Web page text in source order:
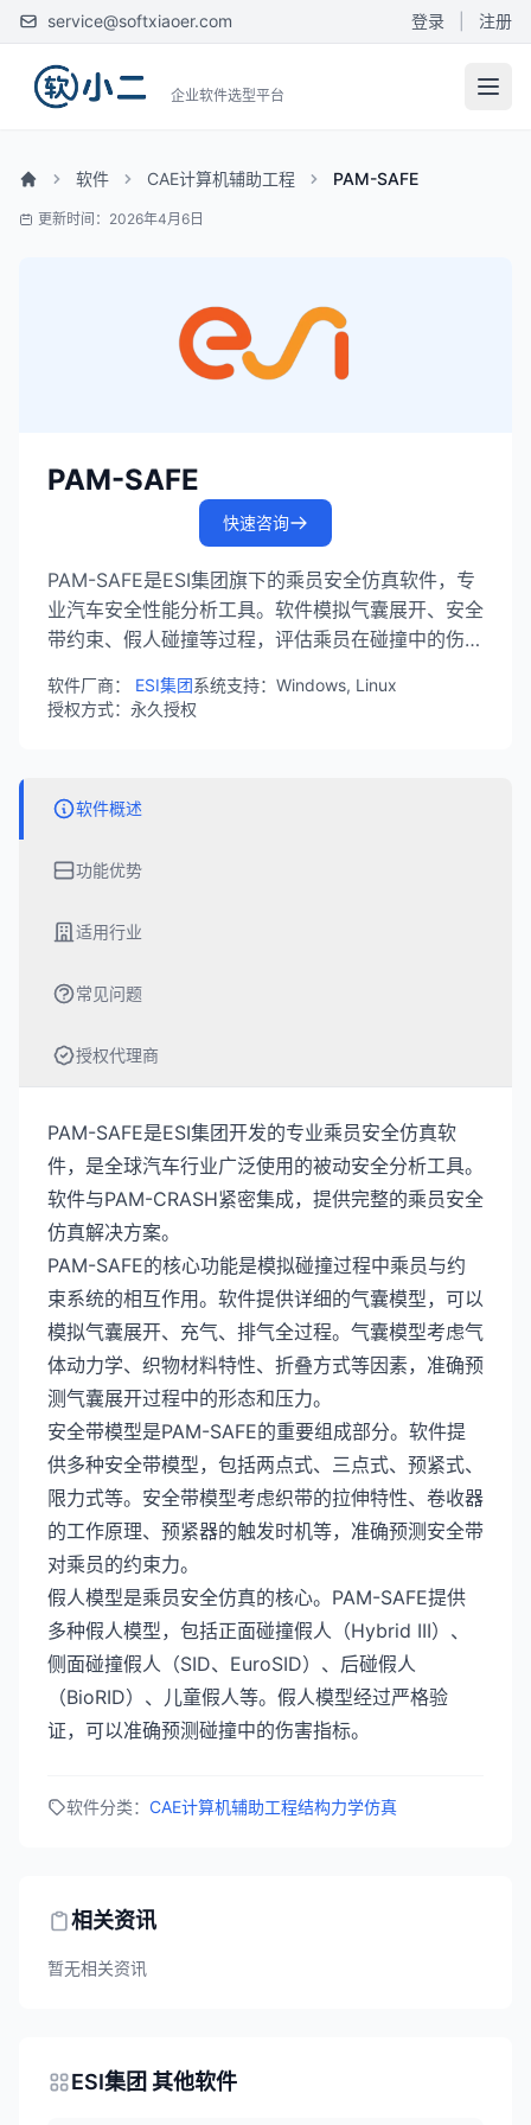
service@softxiaoer.com 登录 注册
企业软件选型平台
软件 CAE计算机辅助工程 PAM-SAFE
更新时间：2026年4月6日
PAM-SAFE
快速咨询
PAM-SAFE是ESI集团旗下的乘员安全仿真软件，专
业汽车安全性能分析工具。软件模拟气囊展开、安全
带约束、假人碰撞等过程，评估乘员在碰撞中的伤害
软件厂商： ESI集团系统支持：Windows, Linux
授权方式：永久授权
软件概述
功能优势
适用行业
常见问题
授权代理商
PAM-SAFE是ESI集团开发的专业乘员安全仿真软
件，是全球汽车行业广泛使用的被动安全分析工具。
软件与PAM-CRASH紧密集成，提供完整的乘员安全
仿真解决方案。
PAM-SAFE的核心功能是模拟碰撞过程中乘员与约
束系统的相互作用。软件提供详细的气囊模型，可以
模拟气囊展开、充气、排气全过程。气囊模型考虑气
体动力学、织物材料特性、折叠方式等因素，准确预
测气囊展开过程中的形态和压力。
安全带模型是PAM-SAFE的重要组成部分。软件提
供多种安全带模型，包括两点式、三点式、预紧式、
限力式等。安全带模型考虑织带的拉伸特性、卷收器
的工作原理、预紧器的触发时机等，准确预测安全带
对乘员的约束力。
假人模型是乘员安全仿真的核心。PAM-SAFE提供
多种假人模型，包括正面碰撞假人（Hybrid III）、
侧面碰撞假人（SID、EuroSID）、后碰假人
（BioRID）、儿童假人等。假人模型经过严格验
证，可以准确预测碰撞中的伤害指标。
软件分类： CAE计算机辅助工程结构力学仿真
相关资讯
暂无相关资讯
ESI集团 其他软件